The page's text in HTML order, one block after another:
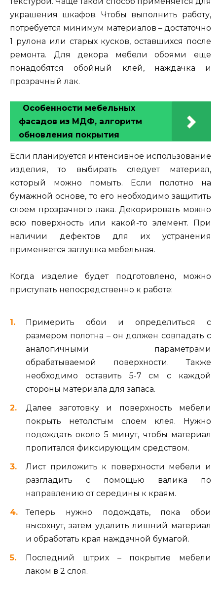
украшения шкафов. Чтобы выполнить работу,
потребуется минимум материалов – достаточно
1 рулона или старых кусков, оставшихся после
ремонта. Для декора мебели обоями еще
понадобятся обойный клей, наждачка и
прозрачный лак.
Особенности мебельных
фасадов из МДФ, алгоритм
обновления покрытия
Если планируется интенсивное использование
изделия, то выбирать следует материал,
который можно помыть. Если полотно на
бумажной основе, то его необходимо защитить
слоем прозрачного лака. Декорировать можно
всю поверхность или какой-то элемент. При
наличии дефектов для их устранения
применяется заглушка мебельная.
Когда изделие будет подготовлено, можно
приступать непосредственно к работе:
Примерить обои и определиться с
размером полотна – он должен совпадать с
аналогичными параметрами
обрабатываемой поверхности. Также
необходимо оставить 5-7 см с каждой
стороны материала для запаса.
Далее заготовку и поверхность мебели
покрыть нетолстым слоем клея. Нужно
подождать около 5 минут, чтобы материал
пропитался фиксирующим средством.
Лист приложить к поверхности мебели и
разгладить с помощью валика по
направлению от середины к краям.
Теперь нужно подождать, пока обои
высохнут, затем удалить лишний материал
и обработать края наждачной бумагой.
Последний штрих – покрытие мебели
лаком в 2 слоя.